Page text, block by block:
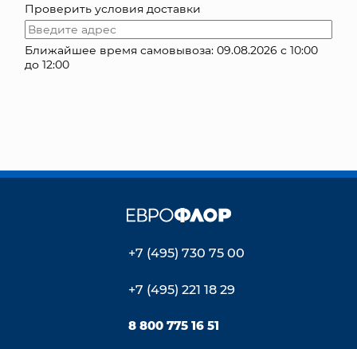
КОНТАКТЫ
Проверить условия доставки
Ближайшее время самовывоза: 09.08.2026 с 10:00
до 12:00
+7 (495) 730 75 00
+7 (495) 221 18 29
8 800 775 16 51